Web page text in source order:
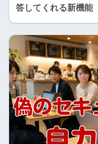
答してくれる新機能